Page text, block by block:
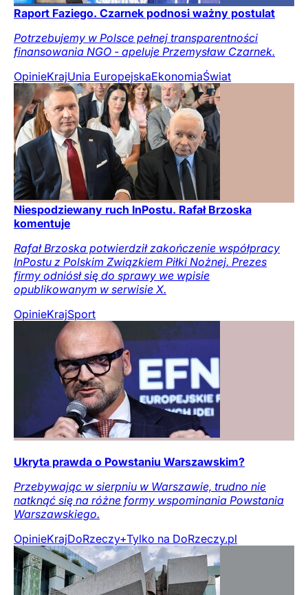
Raport Faziego. Czarnek podnosi ważny postulat
Potrzebujemy w Polsce pełnej transparentności
finansowania NGO - apeluje Przemysław Czarnek.
OpinieKrajUnia EuropejskaEkonomiaŚwiat
Niespodziewany ruch InPostu. Rafał Brzoska
komentuje
Rafał Brzoska potwierdził zakończenie współpracy
InPostu z Polskim Związkiem Piłki Nożnej. Prezes
firmy odniósł się do sprawy we wpisie
opublikowanym w serwisie X.
OpinieKrajSport
Ukryta prawda o Powstaniu Warszawskim?
Przebywając w sierpniu w Warszawie, trudno nie
natknąć się na różne formy wspominania Powstania
Warszawskiego.
OpinieKrajDoRzeczy+Tylko na DoRzeczy.pl